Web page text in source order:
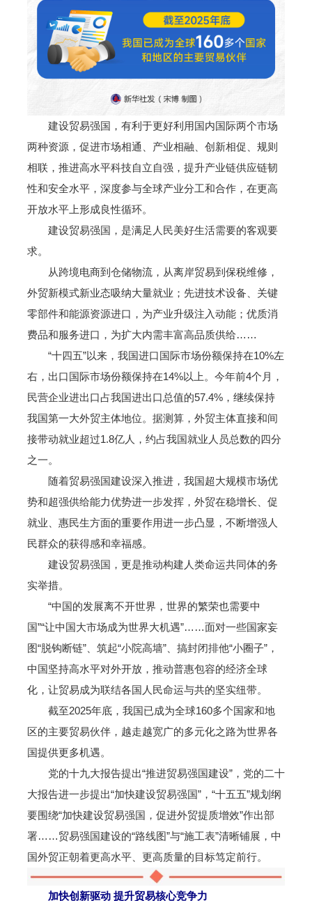
建设贸易强国，有利于更好利用国内国际两个市场
两种资源，促进市场相通、产业相融、创新相促、规则
相联，推进高水平科技自立自强，提升产业链供应链韧
性和安全水平，深度参与全球产业分工和合作，在更高
开放水平上形成良性循环。
建设贸易强国，是满足人民美好生活需要的客观要
求。
从跨境电商到仓储物流，从离岸贸易到保税维修，
外贸新模式新业态吸纳大量就业；先进技术设备、关键
零部件和能源资源进口，为产业升级注入动能；优质消
费品和服务进口，为扩大内需丰富高品质供给……
“十四五”以来，我国进口国际市场份额保持在10%左
右，出口国际市场份额保持在14%以上。今年前4个月，
民营企业进出口占我国进出口总值的57.4%，继续保持
我国第一大外贸主体地位。据测算，外贸主体直接和间
接带动就业超过1.8亿人，约占我国就业人员总数的四分
之一。
随着贸易强国建设深入推进，我国超大规模市场优
势和超强供给能力优势进一步发挥，外贸在稳增长、促
就业、惠民生方面的重要作用进一步凸显，不断增强人
民群众的获得感和幸福感。
建设贸易强国，更是推动构建人类命运共同体的务
实举措。
“中国的发展离不开世界，世界的繁荣也需要中
国”“让中国大市场成为世界大机遇”……面对一些国家妄
图“脱钩断链”、筑起“小院高墙”、搞封闭排他“小圈子”，
中国坚持高水平对外开放，推动普惠包容的经济全球
化，让贸易成为联结各国人民命运与共的坚实纽带。
截至2025年底，我国已成为全球160多个国家和地
区的主要贸易伙伴，越走越宽广的多元化之路为世界各
国提供更多机遇。
党的十九大报告提出“推进贸易强国建设”，党的二十
大报告进一步提出“加快建设贸易强国”，“十五五”规划纲
要围绕“加快建设贸易强国，促进外贸提质增效”作出部
署……贸易强国建设的“路线图”与“施工表”清晰铺展，中
国外贸正朝着更高水平、更高质量的目标笃定前行。
加快创新驱动 提升贸易核心竞争力